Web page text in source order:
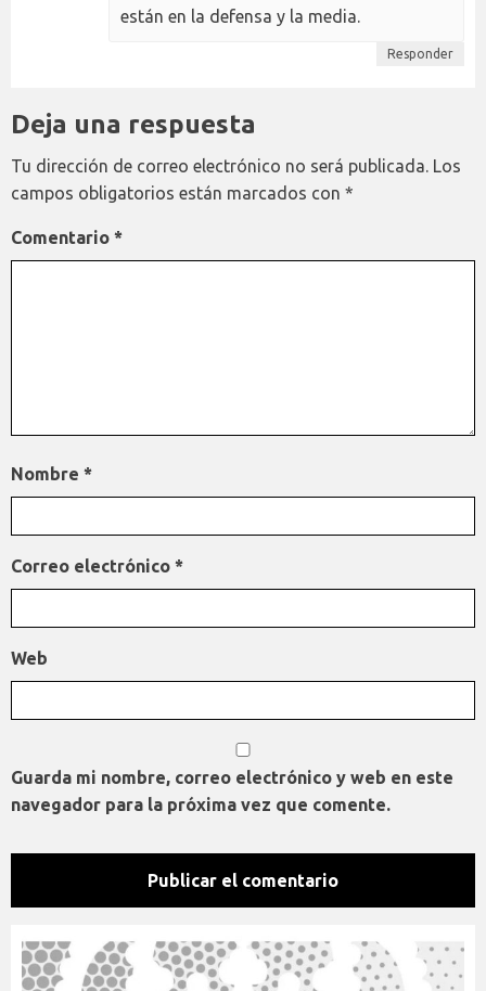
están en la defensa y la media.
Responder
Deja una respuesta
Tu dirección de correo electrónico no será publicada. Los
campos obligatorios están marcados con *
Comentario *
Nombre *
Correo electrónico *
Web
Guarda mi nombre, correo electrónico y web en este
navegador para la próxima vez que comente.